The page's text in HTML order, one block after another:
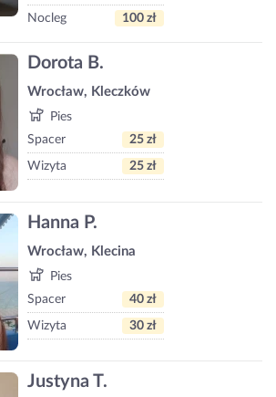
Nocleg 100 zł
Dorota B.
Wrocław, Kleczków
Pies
Spacer
25 zł
Wizyta 25 zł
Hanna P.
Wrocław, Klecina
Pies
Spacer
40 zł
Wizyta 30 zł
Justyna T.